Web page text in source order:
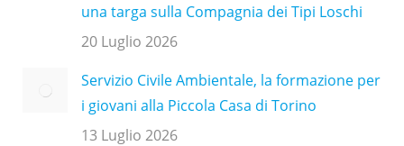
una targa sulla Compagnia dei Tipi Loschi
20 Luglio 2026
Servizio Civile Ambientale, la formazione per
i giovani alla Piccola Casa di Torino
13 Luglio 2026